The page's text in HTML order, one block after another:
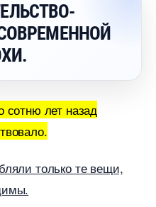
сотню лет назад
только те вещи,